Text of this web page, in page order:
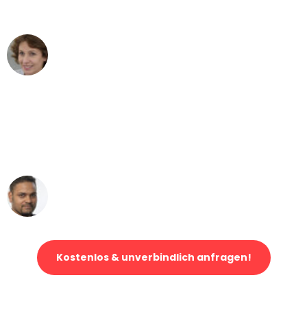
Kostenlos & unverbindlich anfragen!